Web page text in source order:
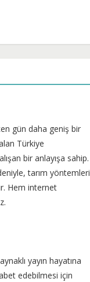
gün daha geniş bir
Türkiye
bir anlayışa sahip.
tarım yöntemleri
Hem internet
yayın hayatına
edebilmesi için